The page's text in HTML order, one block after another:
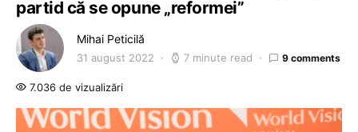
partid că se opune „reformei”
Mihai Peticilă
31 august 2022 7 minute read 9 comments
7.036 de vizualizări